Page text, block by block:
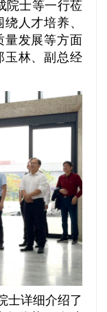
院士等一行莅
人才培养、
量发展等方面
玉林、副总经
士详细介绍了